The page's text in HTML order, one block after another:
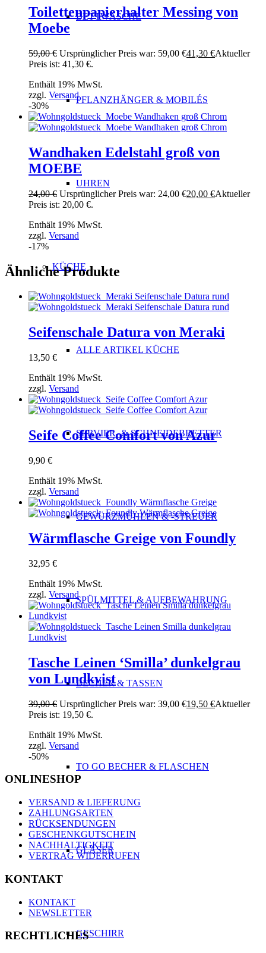
BETTWÄSCHE
PFLANZHÄNGER & MOBILÉS
UHREN
KÜCHE
ALLE ARTIKEL KÜCHE
SERVIER- & SCHNEIDEBRETTER
GEWÜRZMÜHLEN & -STREUER
SPÜLMITTEL & AUFBEWAHRUNG
BECHER & TASSEN
TO GO BECHER & FLASCHEN
GLÄSER
GESCHIRR
Toilettenpapierhalter Messing von
Moebe
59,00€ Ursprünglicher Preis war: 59,00 €41,30 €Aktueller
Preis ist: 41,30 €.
Enthält 19% MwSt.
zzgl. Versand
-30%
Wandhaken Edelstahl groß von
MOEBE
24,00€ Ursprünglicher Preis war: 24,00 €20,00 €Aktueller
Preis ist: 20,00 €.
Enthält 19% MwSt.
zzgl. Versand
-17%
Ähnliche Produkte
Seifenschale Datura von Meraki
13,50 €
Enthält 19% MwSt.
zzgl. Versand
Seife Coffee Comfort von Azur
9,90 €
Enthält 19% MwSt.
zzgl. Versand
Wärmflasche Greige von Foundly
32,95 €
Enthält 19% MwSt.
zzgl. Versand
Tasche Leinen ‘Smilla’ dunkelgrau
von Lundkvist
39,00€ Ursprünglicher Preis war: 39,00 €19,50 €Aktueller
Preis ist: 19,50 €.
Enthält 19% MwSt.
zzgl. Versand
-50%
ONLINESHOP
VERSAND & LIEFERUNG
ZAHLUNGSARTEN
RÜCKSENDUNGEN
GESCHENKGUTSCHEIN
NACHHALTIGKEIT
VERTRAG WIDERRUFEN
KONTAKT
KONTAKT
NEWSLETTER
RECHTLICHES